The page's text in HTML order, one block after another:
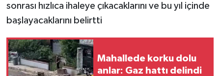
sonrası hızlıca ihaleye çıkacaklarını ve bu yıl içinde
başlayacaklarını belirtti
Mahallede korku dolu
anlar: Gaz hattı delindi